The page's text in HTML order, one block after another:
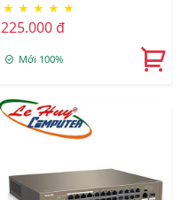
★ ★ ★ ★ ★
225.000 đ
Mới 100%